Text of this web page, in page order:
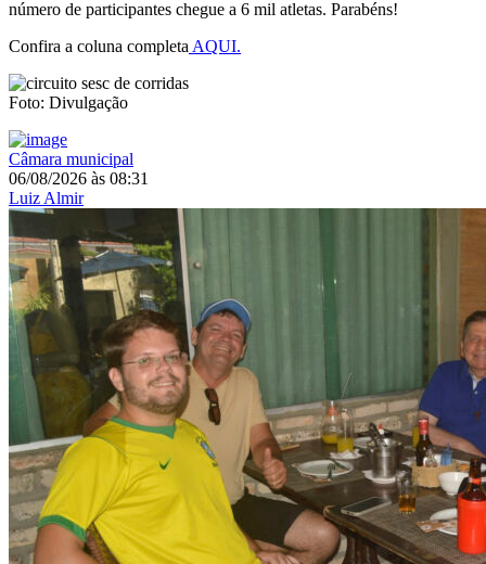
número de participantes chegue a 6 mil atletas. Parabéns!
Confira a coluna completa AQUI.
Foto: Divulgação
Câmara municipal
06/08/2026 às 08:31
Luiz Almir